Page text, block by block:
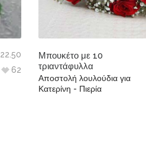
62
22.50
Μπουκέτο με 10
τριαντάφυλλα
Αποστολή λουλούδια για
Κατερίνη - Πιερία